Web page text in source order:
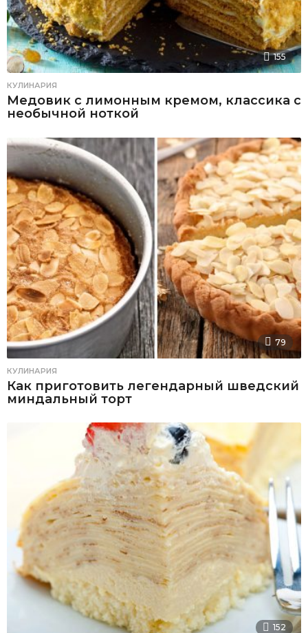
155
КУЛИНАРИЯ
Медовик с лимонным кремом, классика с
необычной ноткой
79
КУЛИНАРИЯ
Как приготовить легендарный шведский
миндальный торт
152